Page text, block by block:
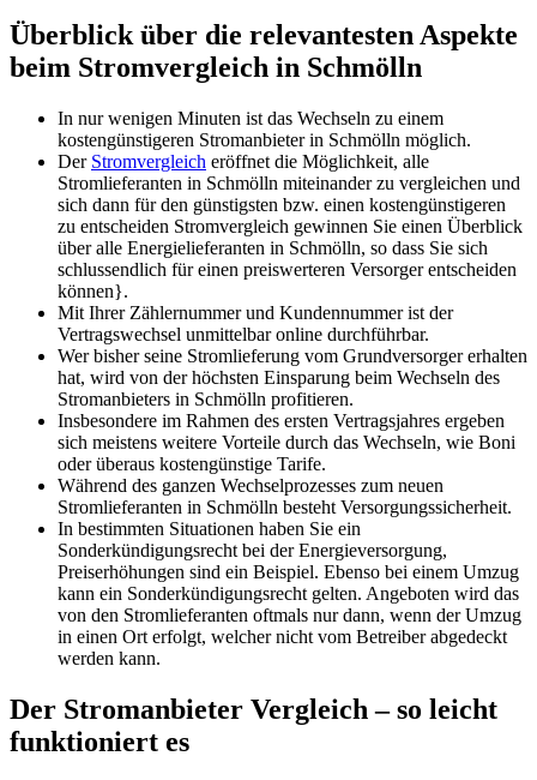
Überblick über die relevantesten Aspekte
beim Stromvergleich in Schmölln
In nur wenigen Minuten ist das Wechseln zu einem
kostengünstigeren Stromanbieter in Schmölln möglich.
Der Stromvergleich eröffnet die Möglichkeit, alle
Stromlieferanten in Schmölln miteinander zu vergleichen und
sich dann für den günstigsten bzw. einen kostengünstigeren
zu entscheiden Stromvergleich gewinnen Sie einen Überblick
über alle Energielieferanten in Schmölln, so dass Sie sich
schlussendlich für einen preiswerteren Versorger entscheiden
können}.
Mit Ihrer Zählernummer und Kundennummer ist der
Vertragswechsel unmittelbar online durchführbar.
Wer bisher seine Stromlieferung vom Grundversorger erhalten
hat, wird von der höchsten Einsparung beim Wechseln des
Stromanbieters in Schmölln profitieren.
Insbesondere im Rahmen des ersten Vertragsjahres ergeben
sich meistens weitere Vorteile durch das Wechseln, wie Boni
oder überaus kostengünstige Tarife.
Während des ganzen Wechselprozesses zum neuen
Stromlieferanten in Schmölln besteht Versorgungssicherheit.
In bestimmten Situationen haben Sie ein
Sonderkündigungsrecht bei der Energieversorgung,
Preiserhöhungen sind ein Beispiel. Ebenso bei einem Umzug
kann ein Sonderkündigungsrecht gelten. Angeboten wird das
von den Stromlieferanten oftmals nur dann, wenn der Umzug
in einen Ort erfolgt, welcher nicht vom Betreiber abgedeckt
werden kann.
Der Stromanbieter Vergleich – so leicht
funktioniert es